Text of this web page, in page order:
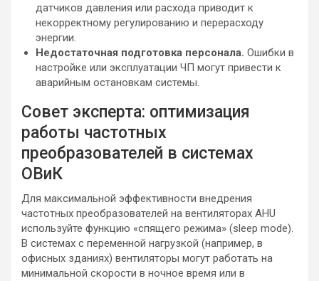
датчиков давления или расхода приводит к
некорректному регулированию и перерасходу
энергии.
Недостаточная подготовка персонала. Ошибки в
настройке или эксплуатации ЧП могут привести к
аварийным остановкам системы.
Совет эксперта: оптимизация
работы частотных
преобразователей в системах
ОВиК
Для максимальной эффективности внедрения
частотных преобразователей на вентиляторах AHU
используйте функцию «спящего режима» (sleep mode).
В системах с переменной нагрузкой (например, в
офисных зданиях) вентиляторы могут работать на
минимальной скорости в ночное время или в